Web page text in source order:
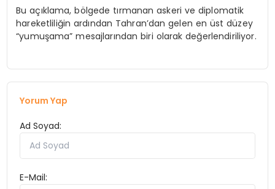
Bu açıklama, bölgede tırmanan askeri ve diplomatik
hareketliliğin ardından Tahran’dan gelen en üst düzey
“yumuşama” mesajlarından biri olarak değerlendiriliyor.
Yorum Yap
Ad Soyad:
E-Mail: